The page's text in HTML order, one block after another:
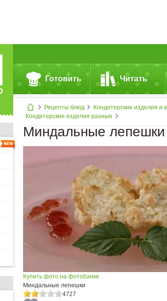
Готовить Читать
Рецепты блюд
Кондитерские изделия и
Кондитерские изделия разные
Миндальные лепешки
Купить фото на фотобанке
Миндальные лепешки
4727